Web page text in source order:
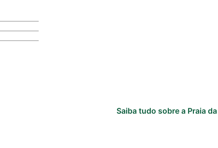
Saiba tudo sobre a Praia